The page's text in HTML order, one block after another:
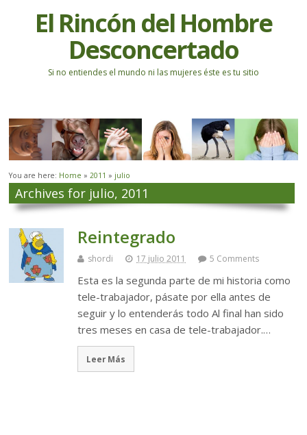
El Rincón del Hombre
Desconcertado
Si no entiendes el mundo ni las mujeres éste es tu sitio
You are here: Home » 2011 » julio
Archives for julio, 2011
Reintegrado
shordi 17 julio 2011 5 Comments
Esta es la segunda parte de mi historia como
tele-trabajador, pásate por ella antes de
seguir y lo entenderás todo Al final han sido
tres meses en casa de tele-trabajador.…
Leer Más